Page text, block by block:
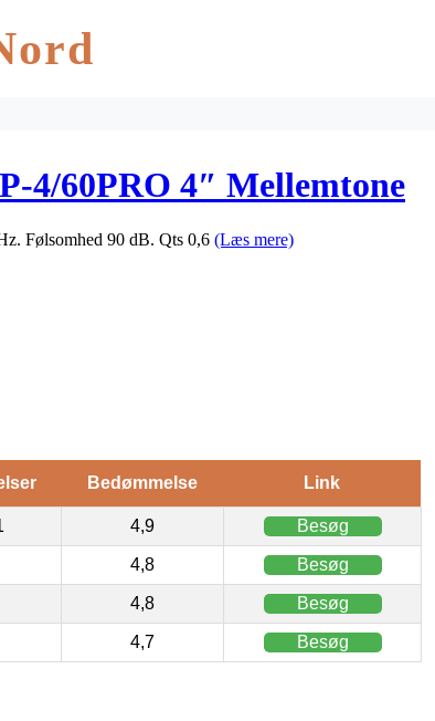
4/60PRO 4″ Mellemtone
Følsomhed 90 dB. Qts 0,6 (Læs mere)
Bedømmelse Link
4,9 Besøg
4,8 Besøg
4,8 Besøg
4,7 Besøg